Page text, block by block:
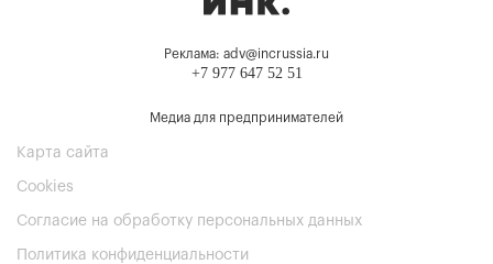
Реклама: adv@incrussia.ru
+7 977 647 52 51
Медиа для предпринимателей
Карта сайта
Cookies
Согласие на обработку персональных данных
Политика конфиденциальности